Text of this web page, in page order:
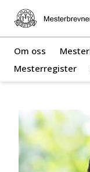
Om oss
Mesterregister